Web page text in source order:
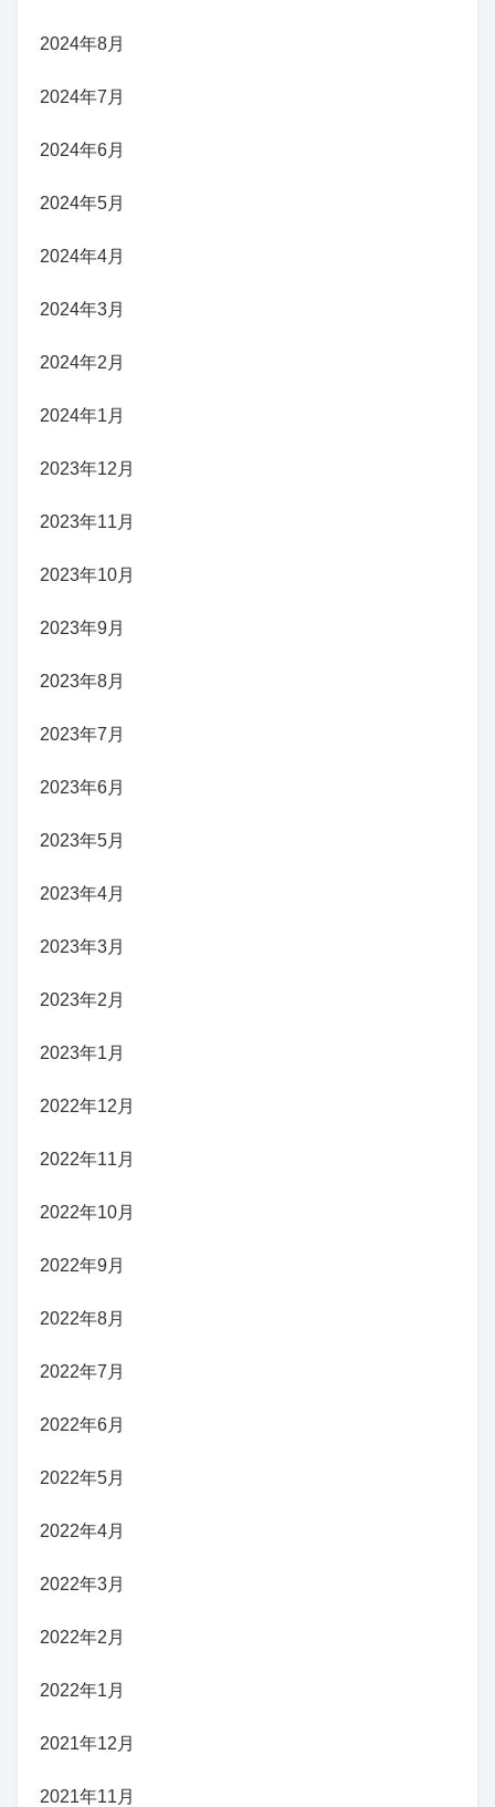
2024年8月
2024年7月
2024年6月
2024年5月
2024年4月
2024年3月
2024年2月
2024年1月
2023年12月
2023年11月
2023年10月
2023年9月
2023年8月
2023年7月
2023年6月
2023年5月
2023年4月
2023年3月
2023年2月
2023年1月
2022年12月
2022年11月
2022年10月
2022年9月
2022年8月
2022年7月
2022年6月
2022年5月
2022年4月
2022年3月
2022年2月
2022年1月
2021年12月
2021年11月